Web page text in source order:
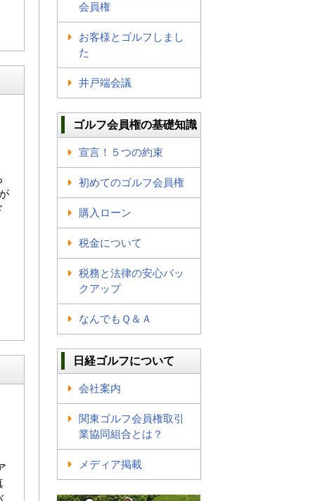
会員権
お客様とゴルフしまし
た
井戸端会議
ゴルフ会員権の基礎知識
宣言！５つの約束
初めてのゴルフ会員権
購入ローン
税金について
税務と法律の安心バッ
クアップ
なんでもＱ＆Ａ
日経ゴルフについて
会社案内
関東ゴルフ会員権取引
業協同組合とは？
メディア掲載